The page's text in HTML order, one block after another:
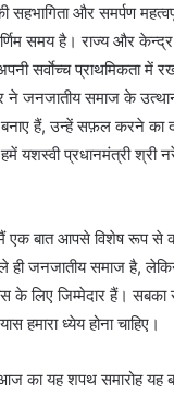
और समर्पण
समय है। राज्य और
सर्वाेच्च प्राथमिकता में
जनजातीय समाज के
बनाए हैं, उन्हें सफ़ल करने का
यशस्वी प्रधानमंत्री श्री
एक बात आपसे विशेष रूप से
ही जनजातीय समाज है,
के लिए जिम्मेदार हैं।
हमारा ध्येय होना चाहिए।
का यह शपथ समारोह यह